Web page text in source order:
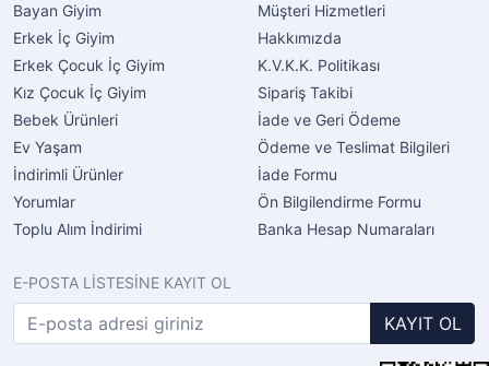
Bayan Giyim
Erkek İç Giyim
Erkek Çocuk İç Giyim
Kız Çocuk İç Giyim
Bebek Ürünleri
Ev Yaşam
İndirimli Ürünler
Yorumlar
Toplu Alım İndirimi
Müşteri Hizmetleri
Hakkımızda
K.V.K.K. Politikası
Sipariş Takibi
İade ve Geri Ödeme
Ödeme ve Teslimat Bilgileri
İade Formu
Ön Bilgilendirme Formu
Banka Hesap Numaraları
E-POSTA LİSTESİNE KAYIT OL
KAYIT OL